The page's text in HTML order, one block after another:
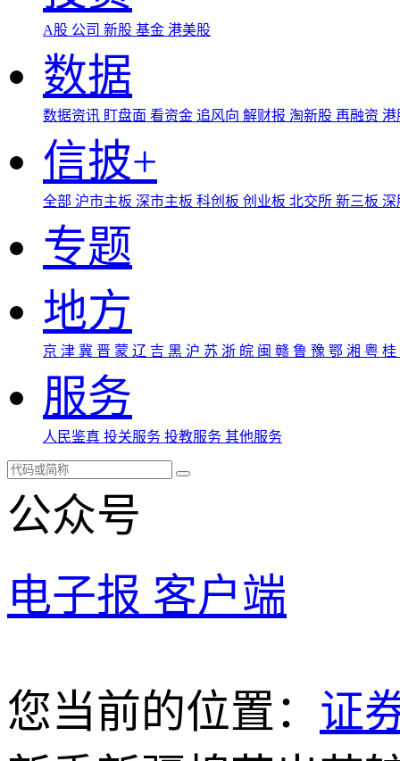
A股 公司 新股 基金 港美股
数据
数据资讯 盯盘面 看资金 追风向 解财报 淘新股 再融资
信披+
全部 沪市主板 深市主板 科创板 创业板 北交所 新三板
专题
地方
京 津 冀 晋 蒙 辽 吉 黑 沪 苏 浙 皖 闽 赣 鲁 豫 鄂 湘 粤 桂
服务
人民鉴真 投关服务 投教服务 其他服务
公众号
电子报 客户端
您当前的位置： 证